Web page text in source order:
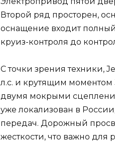
Второй ряд просторен,
оснащение входит
круиз-контроля до
С точки зрения техники,
л.с. и крутящим моментом
двумя мокрыми
уже локализован в
передач. Дорожный
жесткости, что важно для